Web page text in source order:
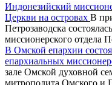
Индонезийский
Церкви на островах В
Петрозаводска
миссионерского отдела
В Омской епархии
епархиальных
зале Омской духовной
митрополита Омского и